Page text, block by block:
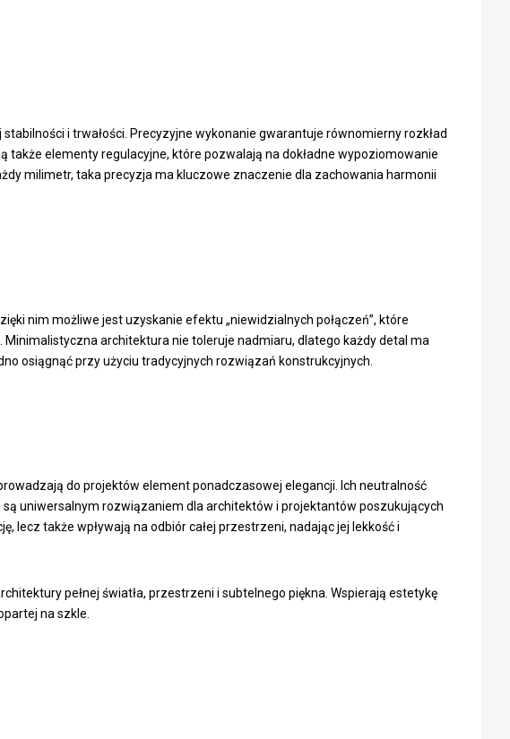
i trwałości. Precyzyjne wykonanie gwarantuje równomierny rozkład
także elementy regulacyjne, które pozwalają na dokładne wypoziomowanie
milimetr, taka precyzja ma kluczowe znaczenie dla zachowania harmonii
nim możliwe jest uzyskanie efektu „niewidzialnych połączeń”, które
architektura nie toleruje nadmiaru, dlatego każdy detal ma
osiągnąć przy użyciu tradycyjnych rozwiązań konstrukcyjnych.
do projektów element ponadczasowej elegancji. Ich neutralność
uniwersalnym rozwiązaniem dla architektów i projektantów poszukujących
lecz także wpływają na odbiór całej przestrzeni, nadając jej lekkość i
pełnej światła, przestrzeni i subtelnego piękna. Wspierają estetykę
na szkle.